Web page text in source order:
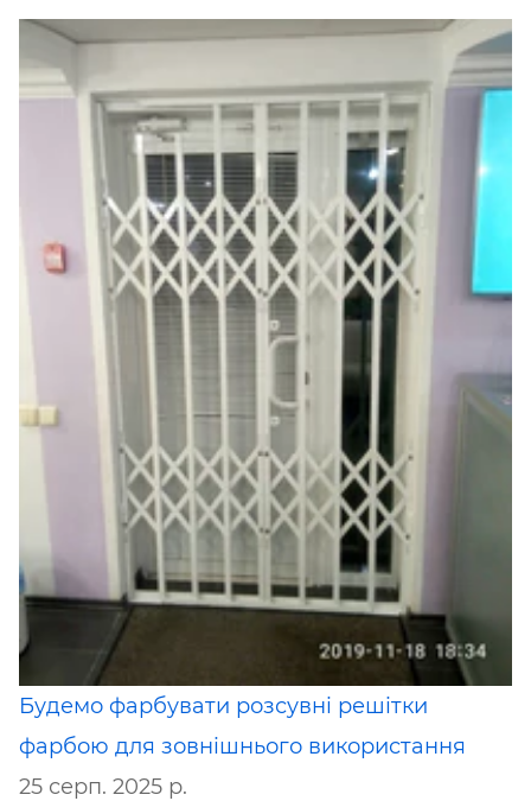
Будемо фарбувати розсувні решітки
фарбою для зовнішнього використання
25 серп. 2025 р.